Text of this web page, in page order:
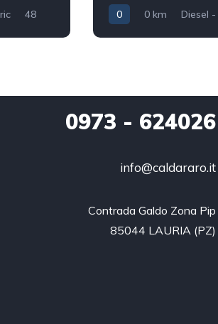
48 0 0 km Diesel
0973 - 624026
info@caldararo.it
Contrada Galdo Zona Pip
85044 LAURIA (PZ)